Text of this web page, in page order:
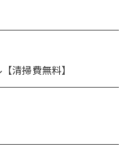
清掃費無料】